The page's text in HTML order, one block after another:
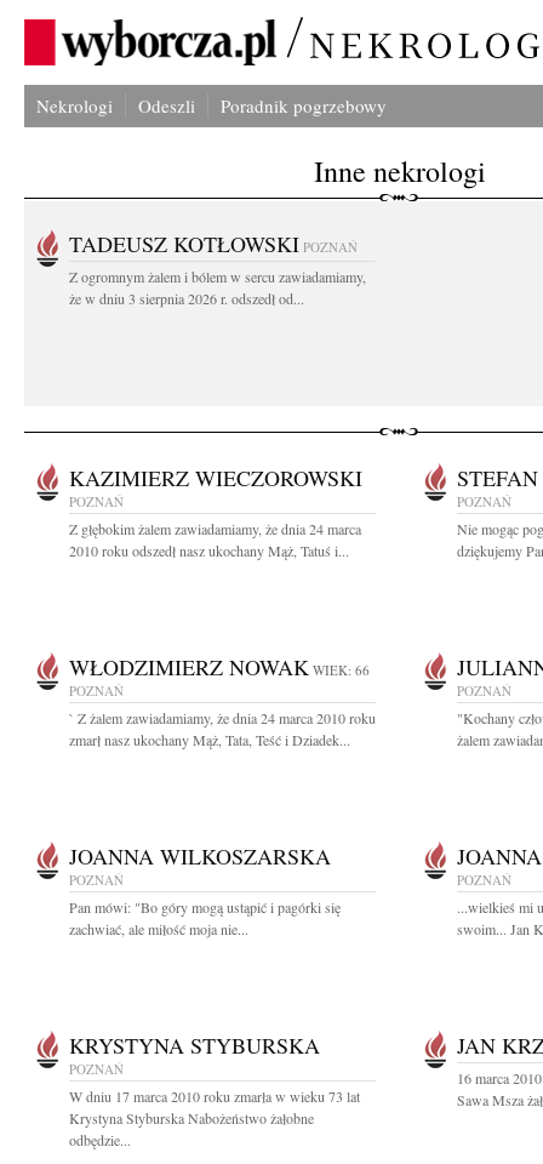
Nekrologi Odeszli Poradnik pogrzebowy
Inne nekrologi
TADEUSZ KOTŁOWSKI POZNAŃ
Z ogromnym żalem i bólem w sercu zawiadamiamy,
że w dniu 3 sierpnia 2026 r. odszedł od...
KAZIMIERZ WIECZOROWSKI
POZNAŃ
Z głębokim żalem zawiadamiamy, że dnia 24 marca
2010 roku odszedł nasz ukochany Mąż, Tatuś i...
POZNAŃ
Nie mogąc
dziękujemy
WŁODZIMIERZ NOWAK WIEK: 66
POZNAŃ
` Z żalem zawiadamiamy, że dnia 24 marca 2010 roku
zmarł nasz ukochany Mąż, Tata, Teść i Dziadek...
POZNAŃ
"Kochany
żalem
JOANNA WILKOSZARSKA
POZNAŃ
Pan mówi: "Bo góry mogą ustąpić i pagórki się
zachwiać, ale miłość moja nie...
POZNAŃ
...wielkieś mi
swoim... Jan
KRYSTYNA STYBURSKA
POZNAŃ
W dniu 17 marca 2010 roku zmarła w wieku 73 lat
Krystyna Styburska Nabożeństwo żałobne
odbędzie...
JAN
16 marca
Sawa Msza